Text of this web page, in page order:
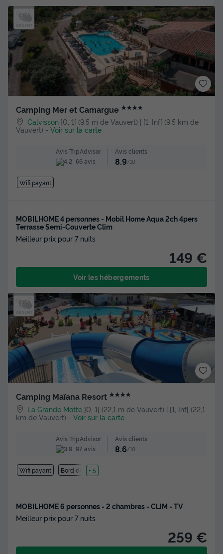
Camping Mer et Camargue ★★★★
Calvisson ]0, 1[ (9,5 m de Vauvert) | [1, Inf[ (9,5 km de
Vauvert) - Voir sur la carte
Avis TripAdvisor
66 avis
Avis clients
8.9/10
Wifi payant
MOBILHOME 4 personnes - Mobil Home Aqua 2ch 4pers
Terrasse Semi-Couverte Clim
Meilleur prix pour 7 nuits
149 €
Voir les hébergements
Camping Maïana Resort ★★★★
La Grande Motte ]0, 1[ (22,1 m de Vauvert) | [1, Inf[ (22,1
km de Vauvert) - Voir sur la carte
Avis TripAdvisor
97 avis
Avis clients
8.6/10
Wifi payant Bord de mer
+ 5
MOBILHOME 6 personnes - 2 chambres - CLIM - TV
Meilleur prix pour 7 nuits
259 €